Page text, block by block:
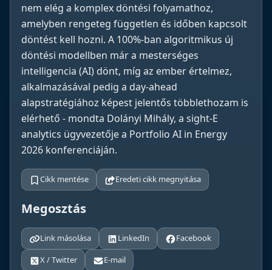
nem elég a komplex döntési folyamathoz,
amelyben rengeteg független és időben kapcsolt
döntést kell hozni. A 100%-ban algoritmikus új
döntési modellben már a mesterséges
intelligencia (AI) dönt, míg az ember értelmez,
alkalmazásával pedig a day-ahead
alapstratégiához képest jelentős többlethozam is
elérhető - mondta Dolányi Mihály, a sight-E
analytics ügyvezetője a Portfolio AI in Energy
2026 konferenciáján.
Cikk mentése Eredeti cikk megnyitása
Megosztás
Link másolása LinkedIn
Facebook
X / Twitter
E-mail